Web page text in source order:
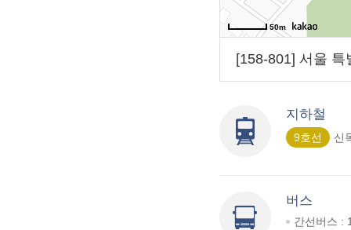
50m
[158-801] 서울
지하철
9호선 신
버스
간선버스 :